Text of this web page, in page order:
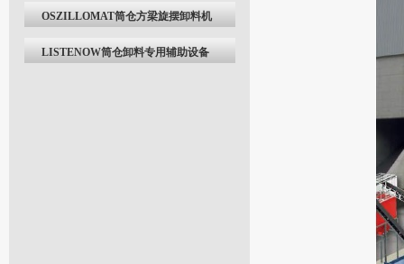
OSZILLOMAT筒仓方梁旋摆卸料机
LISTENOW筒仓卸料专用辅助设备